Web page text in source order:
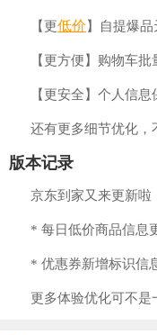
【更低价 】自提爆
【更方便】购物车
【更安全】个人信
还有更多细节优化，
版本记录
京东到家又来更新啦
* 每日低价商品信息
* 优惠券新增标识信
更多体验优化可不